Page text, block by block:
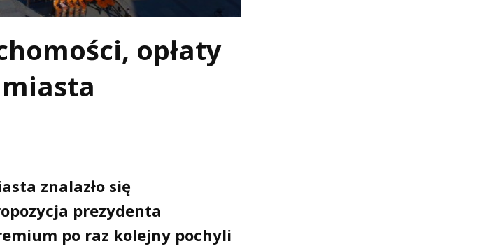
opłaty
znalazło się
prezydenta
po raz kolejny pochyli